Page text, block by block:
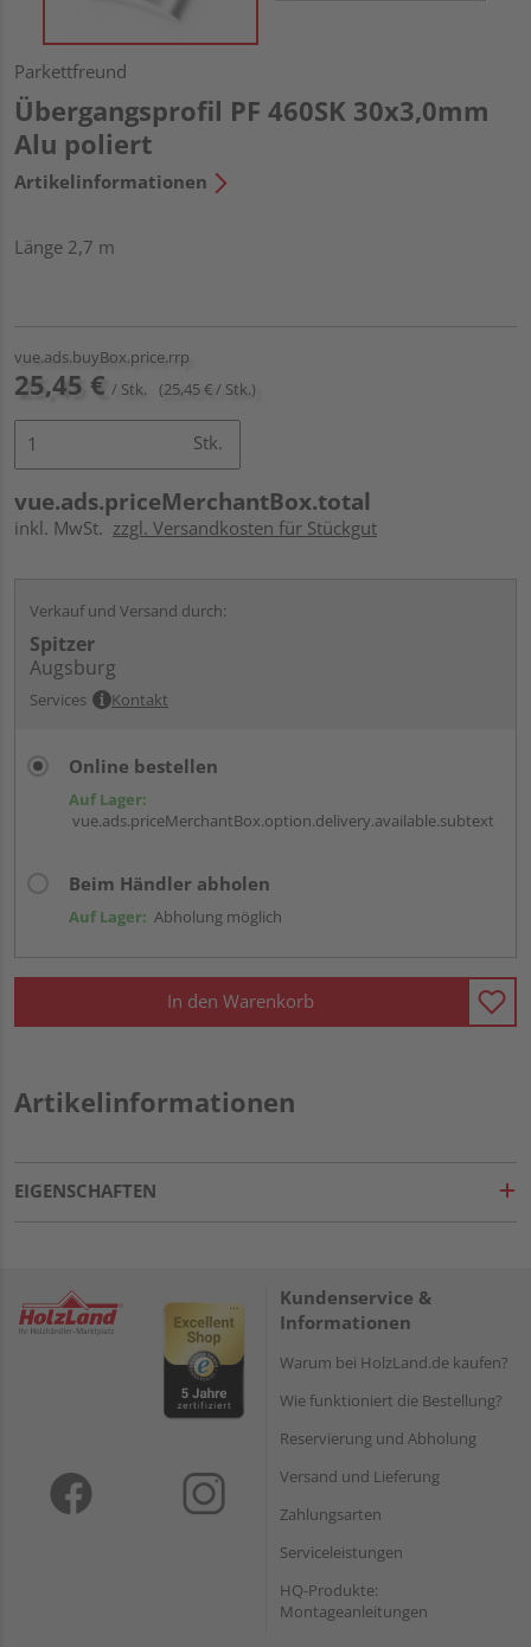
Parkettfreund
Übergangsprofil PF 460SK 30x3,0mm
Alu poliert
Artikelinformationen
Länge 2,7 m
vue.ads.buyBox.price.rrp
25,45 € / Stk. (25,45 € / Stk.)
Stk.
vue.ads.priceMerchantBox.total
inkl. MwSt. zzgl. Versandkosten für Stückgut
Verkauf und Versand durch:
Spitzer
Augsburg
Services Kontakt
Online bestellen
Auf Lager:
vue.ads.priceMerchantBox.option.delivery.available.subtext
Beim Händler abholen
Auf Lager: Abholung möglich
In den Warenkorb
Artikelinformationen
EIGENSCHAFTEN
Kundenservice &
Informationen
Warum bei HolzLand.de kaufen?
Wie funktioniert die Bestellung?
Reservierung und Abholung
Versand und Lieferung
Zahlungsarten
Serviceleistungen
HQ-Produkte:
Montageanleitungen